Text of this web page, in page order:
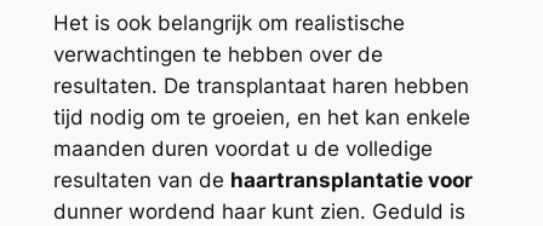
Het is ook belangrijk om realistische
verwachtingen te hebben over de
resultaten. De transplantaat haren hebben
tijd nodig om te groeien, en het kan enkele
maanden duren voordat u de volledige
resultaten van de haartransplantatie voor
dunner wordend haar kunt zien. Geduld is